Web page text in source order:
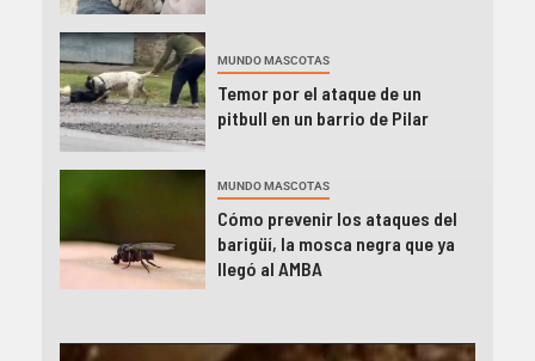
MUNDO MASCOTAS
Temor por el ataque de un
pitbull en un barrio de Pilar
MUNDO MASCOTAS
Cómo prevenir los ataques del
barigüí, la mosca negra que ya
llegó al AMBA